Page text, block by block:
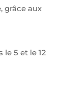
grâce aux
le 5 et le 12